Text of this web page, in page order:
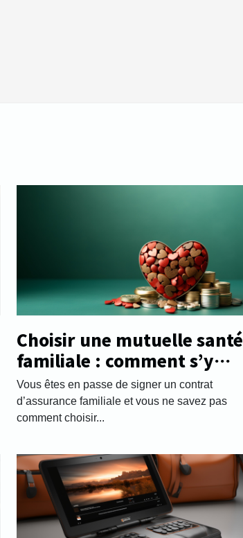
Choisir une mutuelle santé
familiale : comment s’y
prendre ?
Vous êtes en passe de signer un contrat
d’assurance familiale et vous ne savez pas
comment choisir...